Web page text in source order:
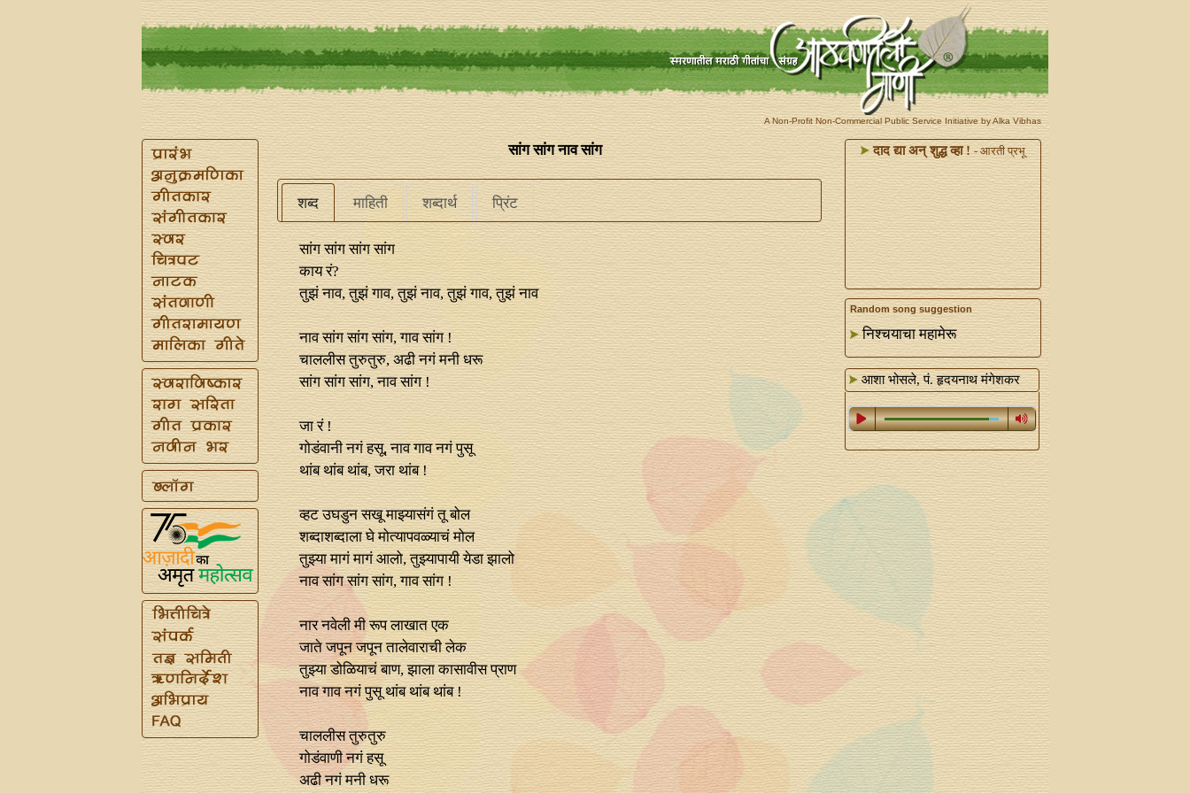
A Non-Profit Non-Commercial Public Service Initiative by Alka Vibhas
सांग सांग नाव सांग
शब्द माहिती शब्दार्थ प्रिंट
सांग सांग सांग सांग
काय रं?
तुझं नाव, तुझं गाव, तुझं नाव, तुझं गाव, तुझं नाव
नाव सांग सांग सांग, गाव सांग !
चाललीस तुरुतुरु, अढी नगं मनी धरू
सांग सांग सांग, नाव सांग !
जा रं !
गोडंवानी नगं हसू, नाव गाव नगं पुसू
थांब थांब थांब, जरा थांब !
व्हट उघडुन सखू माझ्यासंगं तू बोल
शब्दाशब्दाला घे मोत्यापवळ्याचं मोल
तुझ्या मागं मागं आलो, तुझ्यापायी येडा झालो
नाव सांग सांग सांग, गाव सांग !
नार नवेली मी रूप लाखात एक
जाते जपून जपून तालेवाराची लेक
तुझ्या डोळियाचं बाण, झाला कासावीस प्राण
नाव गाव नगं पुसू थांब थांब थांब !
चाललीस तुरुतुरु
गोडंवाणी नगं हसू
अढी नगं मनी धरू
दाद द्या अन्‌ शुद्ध व्हा ! - आरती प्रभू
Random song suggestion
निश्चयाचा महामेरू
आशा भोसले, पं. हृदयनाथ मंगेशकर